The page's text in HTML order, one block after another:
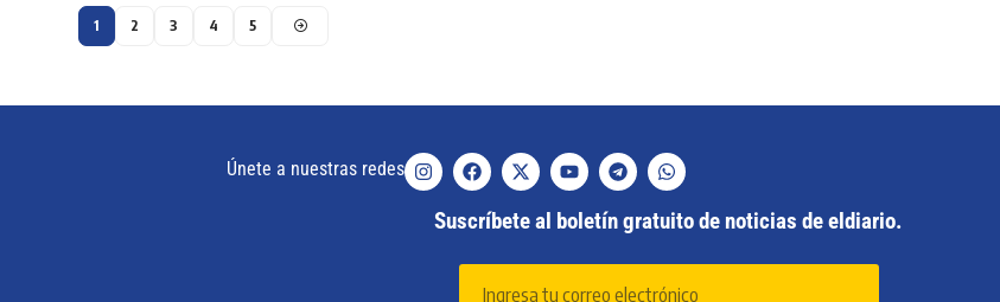
1 2 3 4 5
Únete a nuestras redes
Suscríbete al boletín gratuito de noticias de eldiario.